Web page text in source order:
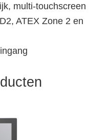
multi-touchscreen
ATEX Zone 2 en